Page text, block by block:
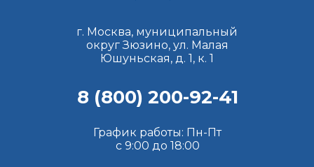
График работы: Пн-Пт
с 9:00 до 18:00
г. Москва, муниципальный
округ Зюзино, ул. Малая
Юшуньская, д. 1, к. 1
8 (800) 200-92-41